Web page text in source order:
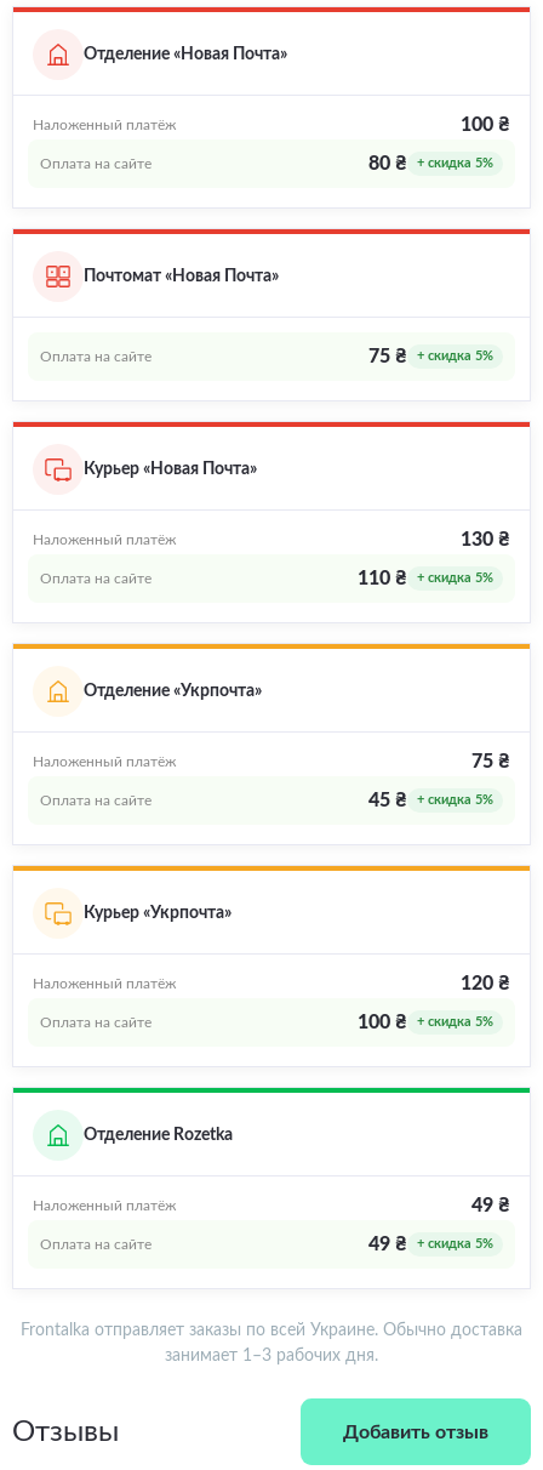
Отделение «Новая Почта»
Наложенный платёж 100 ₴
Оплата на сайте 80 ₴ + скидка 5%
Почтомат «Новая Почта»
Оплата на сайте 75 ₴ + скидка 5%
Курьер «Новая Почта»
Наложенный платёж 130 ₴
Оплата на сайте 110 ₴ + скидка 5%
Отделение «Укрпочта»
Наложенный платёж 75 ₴
Оплата на сайте 45 ₴ + скидка 5%
Курьер «Укрпочта»
Наложенный платёж 120 ₴
Оплата на сайте 100 ₴ + скидка 5%
Отделение Rozetka
Наложенный платёж 49 ₴
Оплата на сайте 49 ₴ + скидка 5%
Frontalka отправляет заказы по всей Украине. Обычно доставка
занимает 1–3 рабочих дня.
Отзывы Добавить отзыв